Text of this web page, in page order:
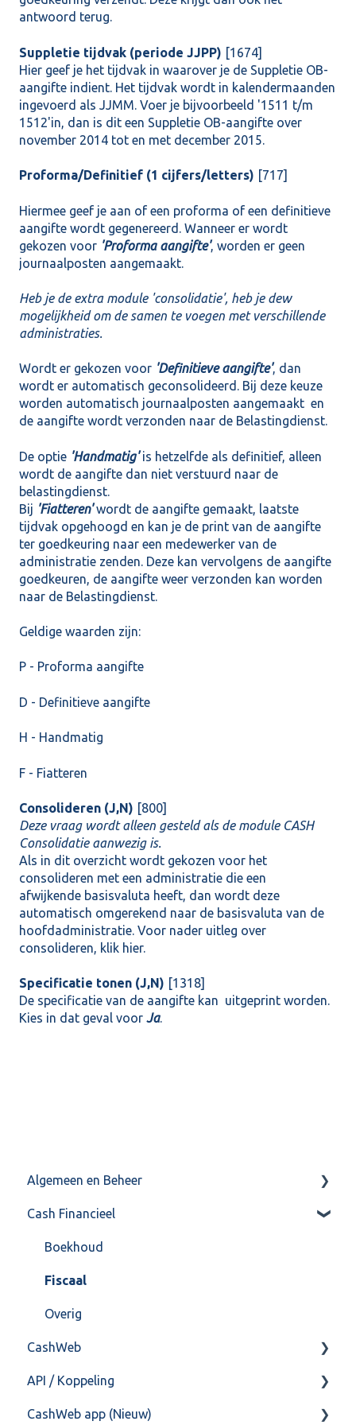
antwoord terug.
Suppletie tijdvak (periode JJPP) [1674]
Hier geef je het tijdvak in waarover je de Suppletie OB-
aangifte indient. Het tijdvak wordt in kalendermaanden
ingevoerd als JJMM. Voer je bijvoorbeeld '1511 t/m
1512'in, dan is dit een Suppletie OB-aangifte over
november 2014 tot en met december 2015.
Proforma/Definitief (1 cijfers/letters) [717]
Hiermee geef je aan of een proforma of een definitieve
aangifte wordt gegenereerd. Wanneer er wordt
gekozen voor 'Proforma aangifte', worden er geen
journaalposten aangemaakt.
Heb je de extra module 'consolidatie', heb je dew
mogelijkheid om de samen te voegen met verschillende
administraties.
Wordt er gekozen voor 'Definitieve aangifte', dan
wordt er automatisch geconsolideerd. Bij deze keuze
worden automatisch journaalposten aangemaakt en
de aangifte wordt verzonden naar de Belastingdienst.
De optie 'Handmatig'is hetzelfde als definitief, alleen
wordt de aangifte dan niet verstuurd naar de
belastingdienst.
Bij 'Fiatteren'wordt de aangifte gemaakt, laatste
tijdvak opgehoogd en kan je de print van de aangifte
ter goedkeuring naar een medewerker van de
administratie zenden. Deze kan vervolgens de aangifte
goedkeuren, de aangifte weer verzonden kan worden
naar de Belastingdienst.
Geldige waarden zijn:
P - Proforma aangifte
D - Definitieve aangifte
H - Handmatig
F - Fiatteren
Consolideren (J,N) [800]
Deze vraag wordt alleen gesteld als de module CASH
Consolidatie aanwezig is.
Als in dit overzicht wordt gekozen voor het
consolideren met een administratie die een
afwijkende basisvaluta heeft, dan wordt deze
automatisch omgerekend naar de basisvaluta van de
hoofdadministratie. Voor nader uitleg over
consolideren, klik hier.
Specificatie tonen (J,N) [1318]
De specificatie van de aangifte kan uitgeprint worden.
Kies in dat geval voor Ja.
Algemeen en Beheer
Bank(koppeling)
Import/Export
Postbus
Training & Consultancy
Overig
Cash Financieel
Boekhoud
Fiscaal
Overig
CashWeb
CashHero Layout
Mailen vanuit CASHWeb
API / Koppeling
Algemeen
CashWeb app (Nieuw)